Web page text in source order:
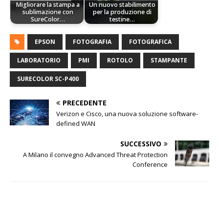
Migliorare la stampa a
sublimazione con
SureColor…
Un nuovo stabilimento
per la produzione di
testine…
EPSON FOTOGRAFIA FOTOGRAFICA
LABORATORIO PMI ROTOLO STAMPANTE
SURECOLOR SC-P400
PRECEDENTE
Verizon e Cisco, una nuova soluzione software-
defined WAN
SUCCESSIVO
A Milano il convegno Advanced Threat Protection
Conference